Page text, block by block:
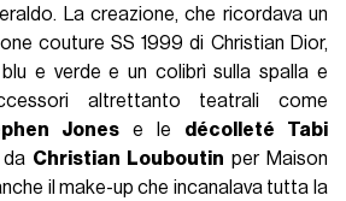
La creazione, che ricordava un
couture SS 1999 di Christian Dior,
e verde e un colibrì sulla spalla e
altrettanto teatrali come
Jones e le décolleté Tabi
da Christian Louboutin per Maison
il make-up che incanalava tutta la